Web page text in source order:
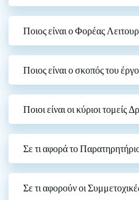
Ποιος είναι ο Φορέας
Ποιος είναι ο σκοπός του
Ποιοι είναι οι κύριοι
Σε τι αφορά το
Σε τι αφορούν οι